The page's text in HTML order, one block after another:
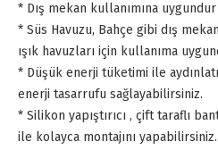
* Dış mekan kullanımına
* Süs Havuzu, Bahçe gibi dış
ışık havuzları için kullanıma
* Düşük enerji tüketimi ile
enerji tasarrufu sağlayabilirsiniz.
* Silikon yapıştırıcı , çift taraflı
ile kolayca montajını yapabilirsiniz.